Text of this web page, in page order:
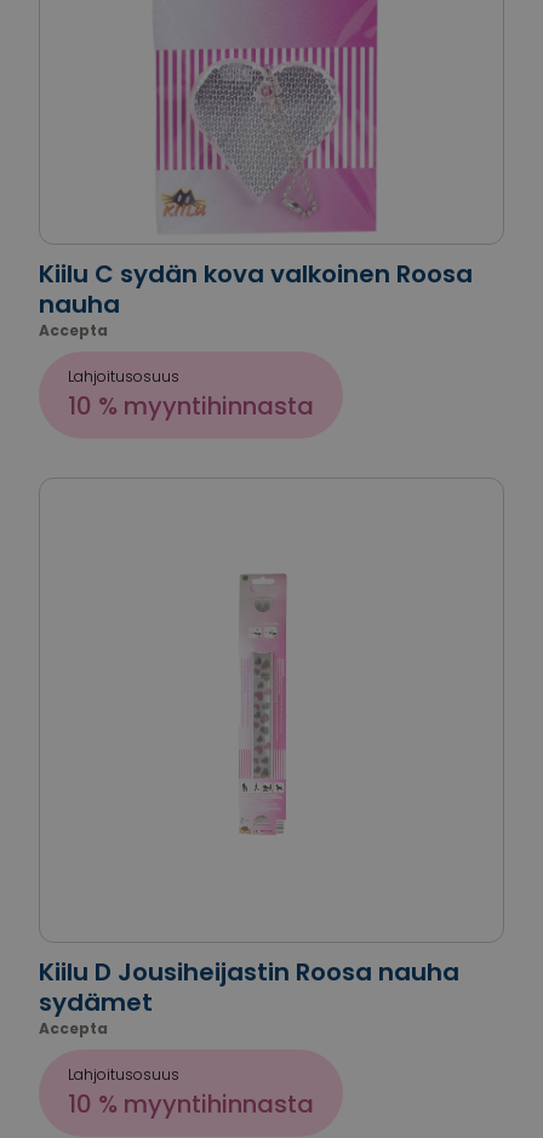
Kiilu C sydän kova valkoinen Roosa
nauha
Accepta
Lahjoitusosuus
10 % myyntihinnasta
Kiilu D Jousiheijastin Roosa nauha
sydämet
Accepta
Lahjoitusosuus
10 % myyntihinnasta